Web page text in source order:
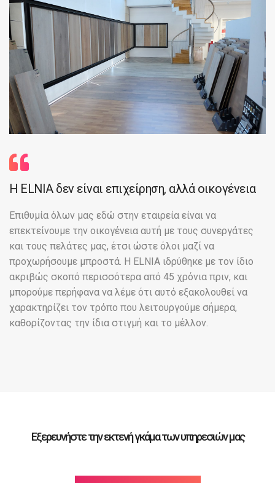
Η ELNIA δεν είναι επιχείρηση, αλλά οικογένεια
Επιθυμία όλων μας εδώ στην εταιρεία είναι να
επεκτείνουμε την οικογένεια αυτή με τους συνεργάτες
και τους πελάτες μας, έτσι ώστε όλοι μαζί να
προχωρήσουμε μπροστά. Η ELNIA ιδρύθηκε με τον ίδιο
ακριβώς σκοπό περισσότερα από 45 χρόνια πριν, και
μπορούμε περήφανα να λέμε ότι αυτό εξακολουθεί να
χαρακτηρίζει τον τρόπο που λειτουργούμε σήμερα,
καθορίζοντας την ίδια στιγμή και το μέλλον.
Εξερευνήστε την εκτενή γκάμα των υπηρεσιών μας